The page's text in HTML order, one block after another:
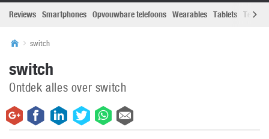
Reviews Smartphones Opvouwbare telefoons Wearables Tablets
switch
switch
Ontdek alles over switch